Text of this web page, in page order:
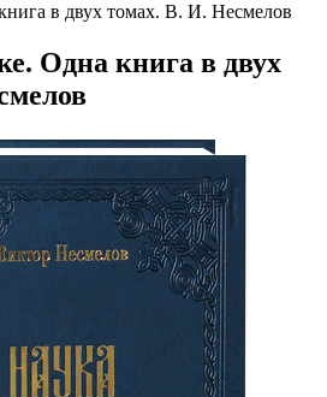
в двух томах. В. И. Несмелов
Одна книга в двух